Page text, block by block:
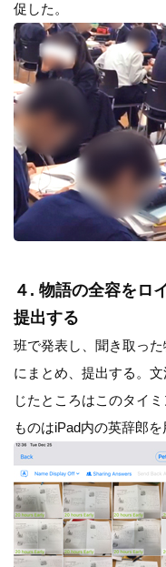
促した。
４. 物語の全容をロ
提出する
班で発表し、聞き取っ
にまとめ、提出する。
じたところはこのタイ
ものはiPad内の英辞郎を